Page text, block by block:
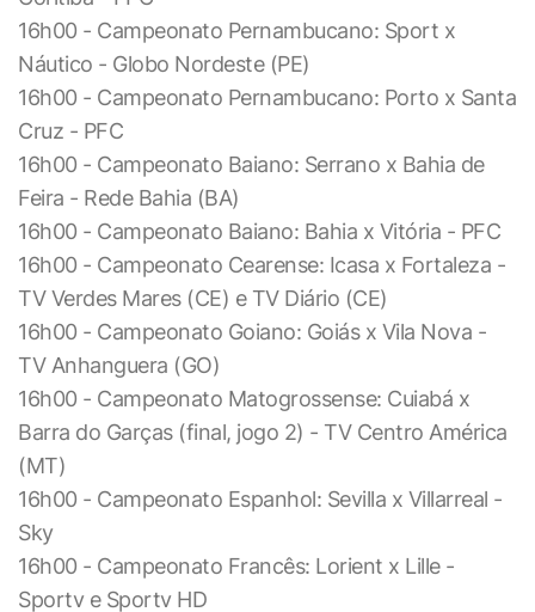
16h00 - Campeonato Pernambucano: Sport x
Náutico - Globo Nordeste (PE)
16h00 - Campeonato Pernambucano: Porto x Santa
Cruz - PFC
16h00 - Campeonato Baiano: Serrano x Bahia de
Feira - Rede Bahia (BA)
16h00 - Campeonato Baiano: Bahia x Vitória - PFC
16h00 - Campeonato Cearense: Icasa x Fortaleza -
TV Verdes Mares (CE) e TV Diário (CE)
16h00 - Campeonato Goiano: Goiás x Vila Nova -
TV Anhanguera (GO)
16h00 - Campeonato Matogrossense: Cuiabá x
Barra do Garças (final, jogo 2) - TV Centro América
(MT)
16h00 - Campeonato Espanhol: Sevilla x Villarreal -
Sky
16h00 - Campeonato Francês: Lorient x Lille -
Sportv e Sportv HD